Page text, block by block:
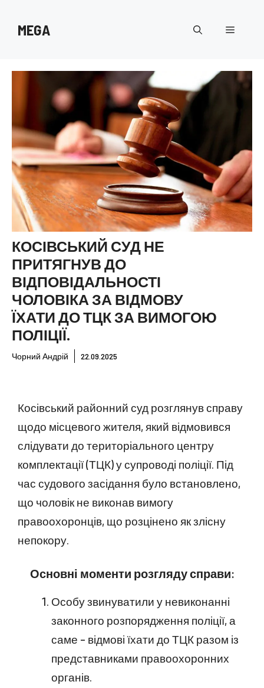
MEGA Меню
КОСІВСЬКИЙ СУД НЕ
ПРИТЯГНУВ ДО
ВІДПОВІДАЛЬНОСТІ
ЧОЛОВІКА ЗА ВІДМОВУ
ЇХАТИ ДО ТЦК ЗА ВИМОГОЮ
ПОЛІЦІЇ.
Чорний Андрій 22.09.2025
Косівський районний суд розглянув справу
щодо місцевого жителя, який відмовився
слідувати до територіального центру
комплектації (ТЦК) у супроводі поліції. Під
час судового засідання було встановлено,
що чоловік не виконав вимогу
правоохоронців, що розцінено як злісну
непокору.
Основні моменти розгляду справи:
Особу звинуватили у невиконанні
законного розпорядження поліції, а
саме – відмові їхати до ТЦК разом із
представниками правоохоронних
органів.